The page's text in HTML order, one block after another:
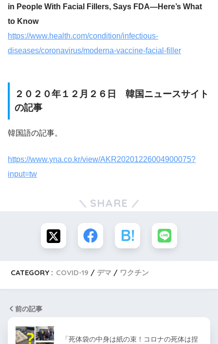
in People With Facial Fillers, Says FDA—Here’s What
to Know
https://www.health.com/condition/infectious-
diseases/coronavirus/moderna-vaccine-facial-filler
２０２０年１２月２６日 韓国ニュースサイト
の記事
韓国語の記事。
https://www.yna.co.kr/view/AKR20201226004900075?
input=tw
SHARE
CATEGORY : COVID-19 デマ ワクチン
前の記事
「死体袋の中身は紙の束！コロナの死体は捏